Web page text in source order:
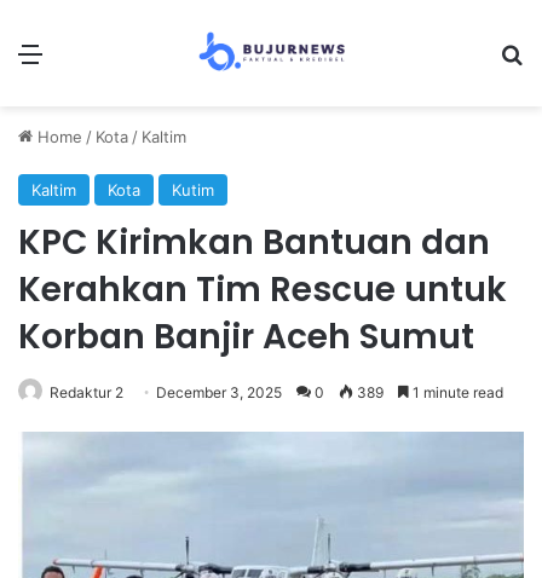
Menu
Home / Kota / Kaltim
Kaltim Kota Kutim
KPC Kirimkan Bantuan dan
Kerahkan Tim Rescue untuk
Korban Banjir Aceh Sumut
Redaktur 2 December 3, 2025 0 389 1 minute read